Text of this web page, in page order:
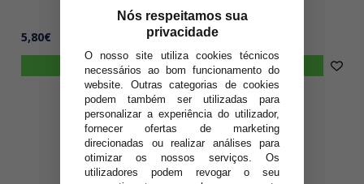
comprar
5,80€
Nós respeitamos sua
privacidade
O nosso site utiliza cookies técnicos
necessários ao bom funcionamento do
website. Outras categorias de cookies
podem também ser utilizadas para
personalizar a experiência do utilizador,
fornecer ofertas de marketing
direcionadas ou realizar análises para
otimizar os nossos serviços. Os
utilizadores podem revogar o seu